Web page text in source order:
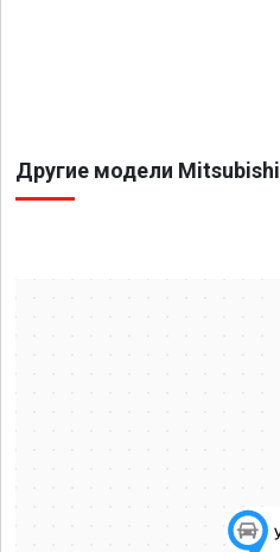
Другие модели Mitsubishi